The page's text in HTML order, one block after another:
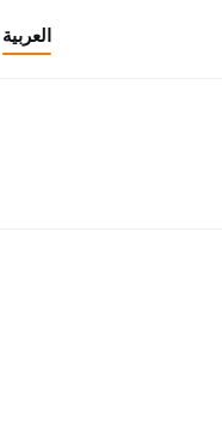
العربية